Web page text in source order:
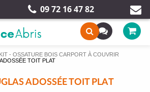
09 72 16 47 82
- OSSATURE BOIS CARPORT À COUVRIR
TOIT PLAT
ADOSSÉE TOIT PLAT